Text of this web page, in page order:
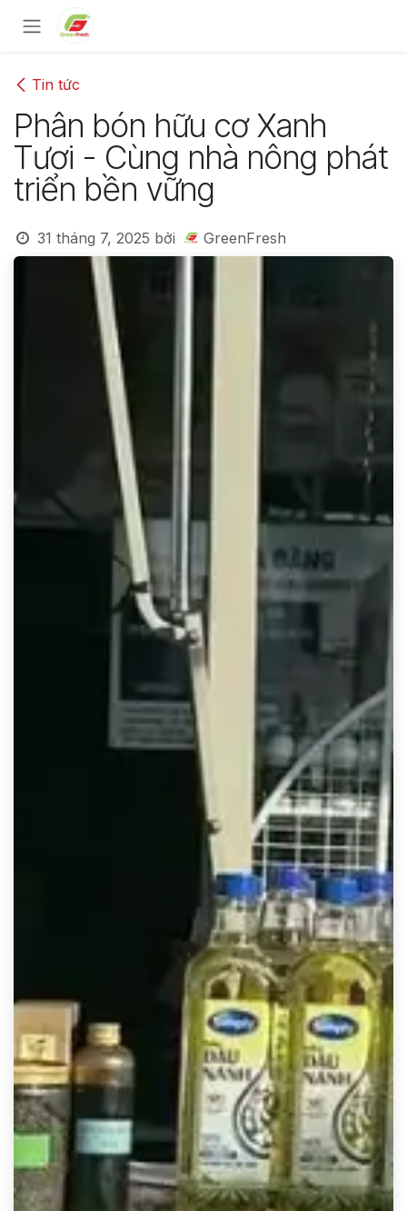
Bỏ qua để đến Nội dung
Tin tức
Phân bón hữu cơ Xanh
Tươi - Cùng nhà nông phát
triển bền vững
31 tháng 7, 2025 bởi GreenFresh